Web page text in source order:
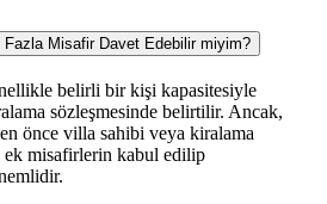
Misafir Davet Edebilir miyim?
belirli bir kişi kapasitesiyle
sözleşmesinde belirtilir. Ancak,
önce villa sahibi veya kiralama
misafirlerin kabul edilip